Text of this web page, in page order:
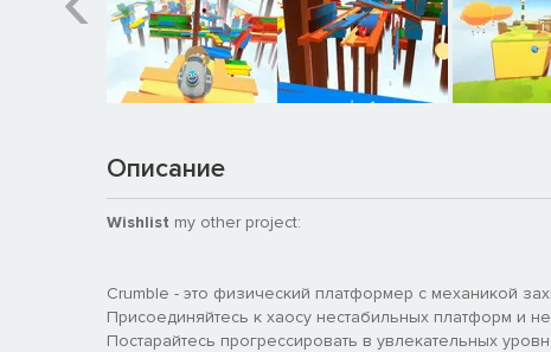
Описание
Wishlist my other project:
Crumble - это физический платформер с механикой
Присоединяйтесь к хаосу нестабильных платформ и
Постарайтесь прогрессировать в увлекательных